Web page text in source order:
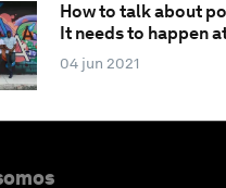
How to talk about
It needs to happen
04 jun 2021